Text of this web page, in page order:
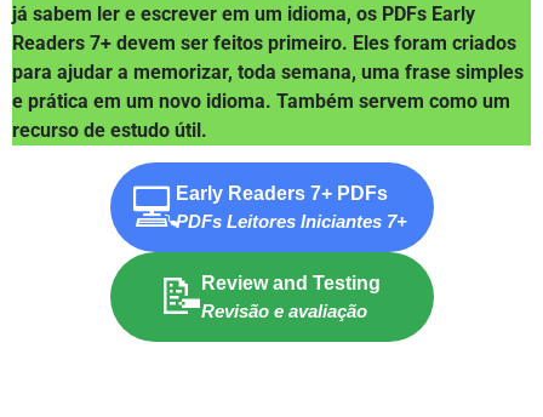
já sabem ler e escrever em um idioma, os PDFs Early
Readers 7+ devem ser feitos primeiro. Eles foram criados
para ajudar a memorizar, toda semana, uma frase simples
e prática em um novo idioma. Também servem como um
recurso de estudo útil.
💻Early Readers 7+ PDFs
PDFs Leitores Iniciantes 7+
📝Review and Testing
Revisão e avaliação